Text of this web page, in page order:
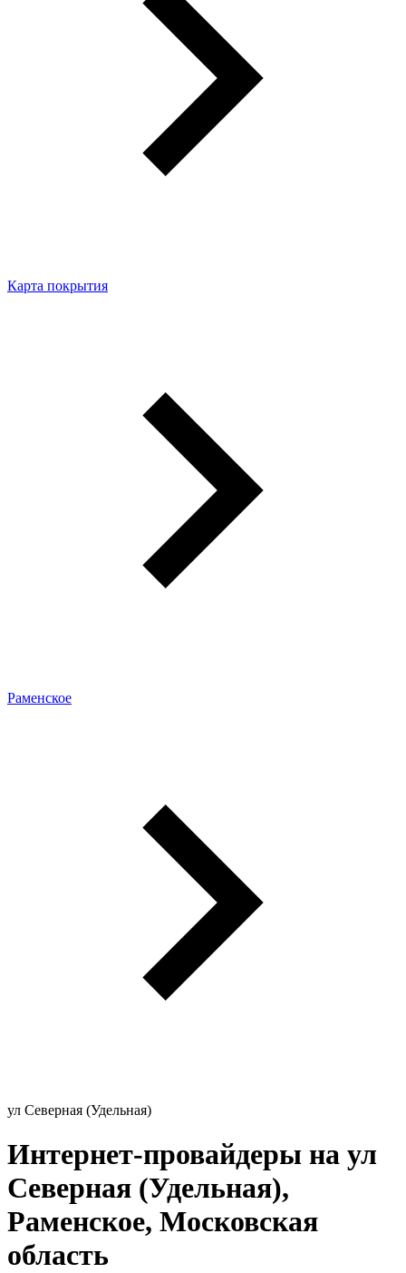
Карта покрытия
Раменское
ул Северная (Удельная)
Интернет-провайдеры на ул
Северная (Удельная),
Раменское, Московская
область